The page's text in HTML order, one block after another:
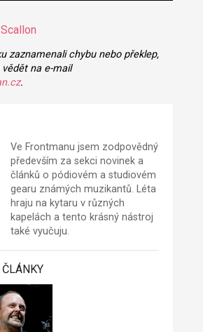
zaznamenali chybu nebo překlep,
na e-mail
.
Ve Frontmanu jsem zodpovědný
především za sekci novinek a
článků o pódiovém a studiovém
gearu známých muzikantů. Léta
hraju na kytaru v různých
kapelách a tento krásný nástroj
také vyučuju.